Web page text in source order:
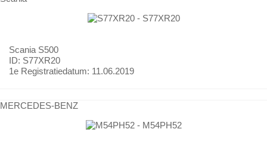
Scania S500
ID: S77XR20
1e Registratiedatum: 11.06.2019
MERCEDES-BENZ